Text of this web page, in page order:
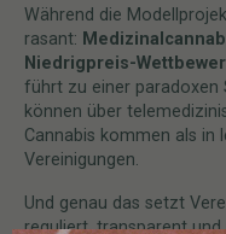
Während die
rasant:
Niedrigpreis-
führt zu einer paradoxen
können über
Cannabis kommen als in
Vereinigungen.
Und genau das setzt
reguliert, transparent